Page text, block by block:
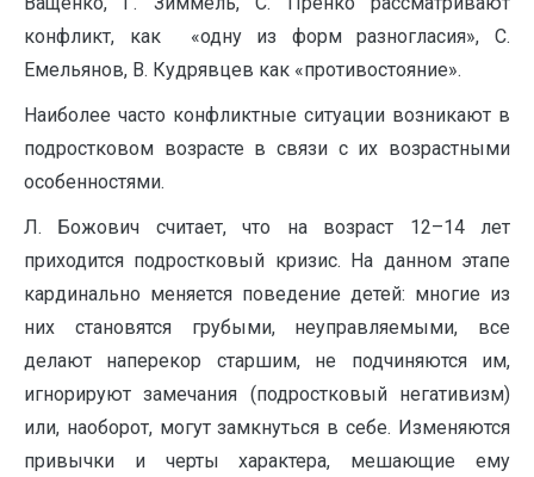
конфликт, как «одну из форм разногласия», С.
Емельянов, В. Кудрявцев как «противостояние».
Наиболее часто конфликтные ситуации возникают в
подростковом возрасте в связи с их возрастными
особенностями.
Л. Божович считает, что на возраст 12–14 лет
приходится подростковый кризис. На данном этапе
кардинально меняется поведение детей: многие из
них становятся грубыми, неуправляемыми, все
делают наперекор старшим, не подчиняются им,
игнорируют замечания (подростковый негативизм)
или, наоборот, могут замкнуться в себе. Изменяются
привычки и черты характера, мешающие ему